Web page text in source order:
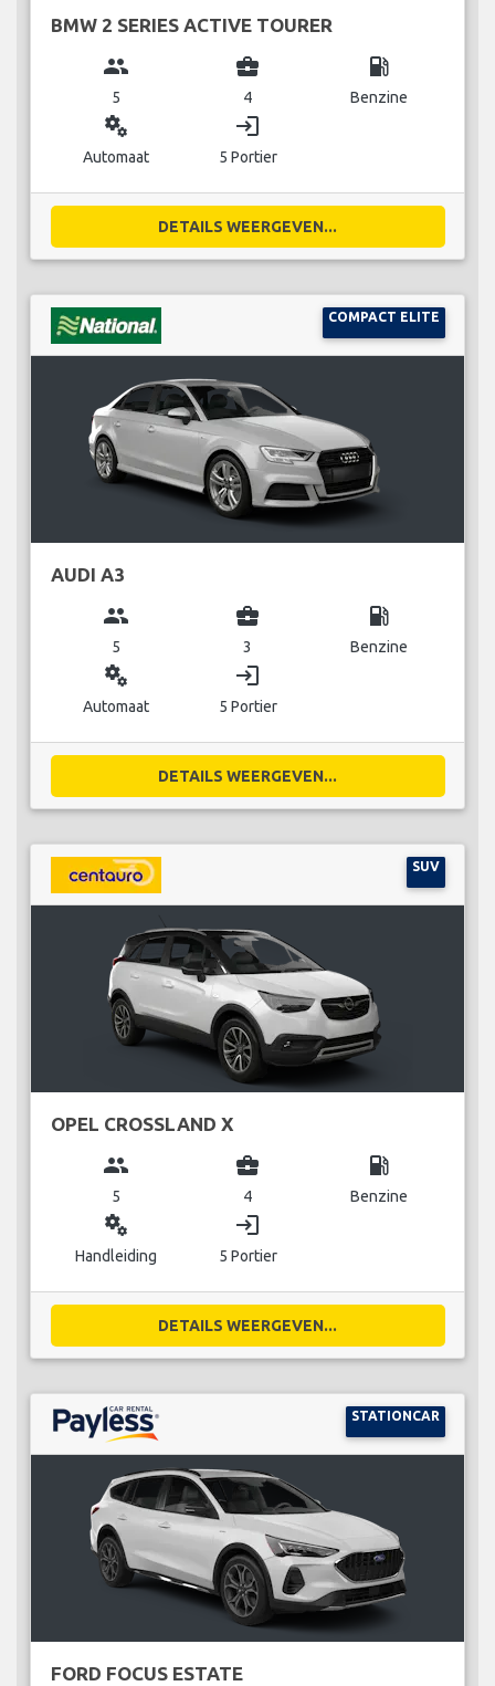
BMW 2 SERIES ACTIVE TOURER
group
5
business_center
4
local_gas_station
Benzine
miscellaneous_services
Automaat
login
5 Portier
DETAILS WEERGEVEN...
COMPACT ELITE
AUDI A3
group
5
business_center
3
local_gas_station
Benzine
miscellaneous_services
Automaat
login
5 Portier
DETAILS WEERGEVEN...
SUV
OPEL CROSSLAND X
group
5
business_center
4
local_gas_station
Benzine
miscellaneous_services
Handleiding
login
5 Portier
DETAILS WEERGEVEN...
STATIONCAR
FORD FOCUS ESTATE